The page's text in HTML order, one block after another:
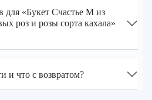
«Букет Счастье M из
роз и розы сорта кахала»
и что с возвратом?